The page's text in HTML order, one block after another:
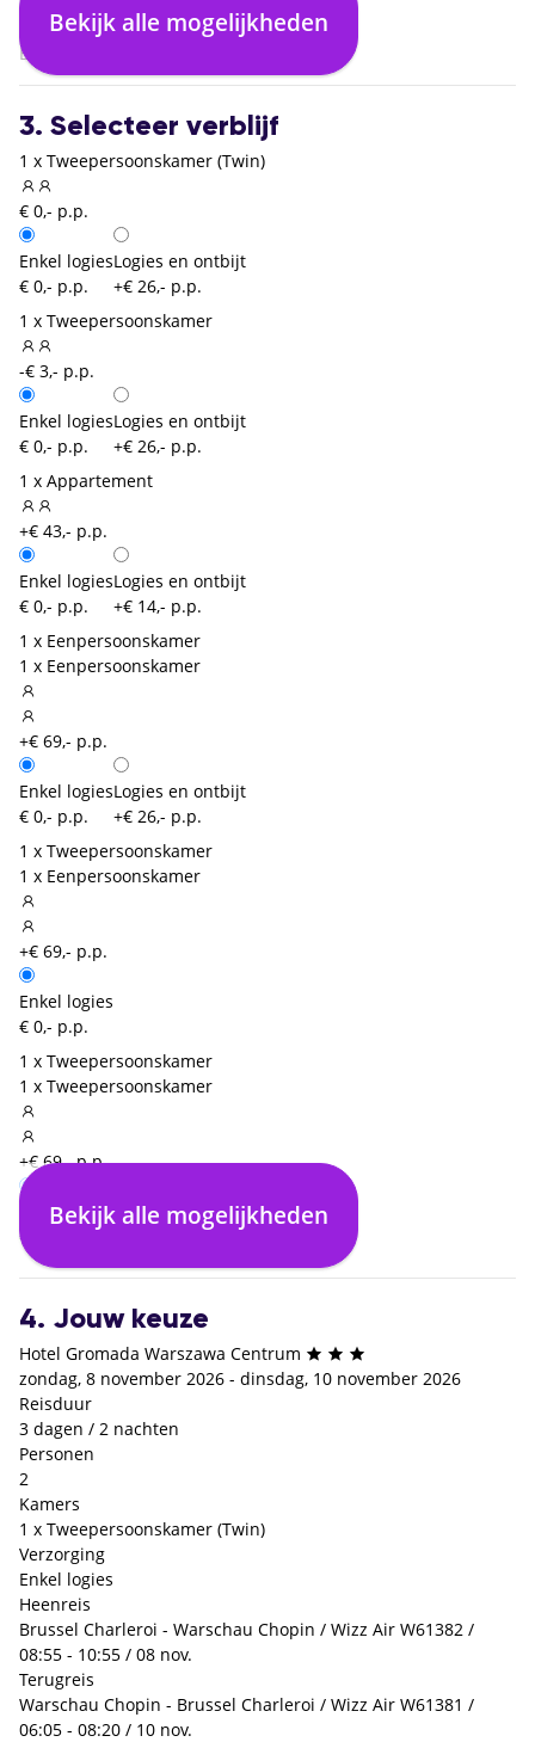
02:10
Brussel Zaventem (BRU)
Bekijk alle mogelijkheden
3. Selecteer verblijf
1 x Tweepersoonskamer (Twin)
€ 0,- p.p.
Enkel logies
€ 0,- p.p.
Logies en ontbijt
+€ 26,- p.p.
1 x Tweepersoonskamer
-€ 3,- p.p.
Enkel logies
€ 0,- p.p.
Logies en ontbijt
+€ 26,- p.p.
1 x Appartement
+€ 43,- p.p.
Enkel logies
€ 0,- p.p.
Logies en ontbijt
+€ 14,- p.p.
1 x Eenpersoonskamer
1 x Eenpersoonskamer
+€ 69,- p.p.
Enkel logies
€ 0,- p.p.
Logies en ontbijt
+€ 26,- p.p.
1 x Tweepersoonskamer
1 x Eenpersoonskamer
+€ 69,- p.p.
Enkel logies
€ 0,- p.p.
1 x Tweepersoonskamer
1 x Tweepersoonskamer
+€ 69,- p.p.
Enkel logies
€ 0,- p.p.
Bekijk alle mogelijkheden
4. Jouw keuze
Hotel Gromada Warszawa Centrum
zondag, 8 november 2026 - dinsdag, 10 november 2026
Reisduur
3 dagen / 2 nachten
Personen
2
Kamers
1 x Tweepersoonskamer (Twin)
Verzorging
Enkel logies
Heenreis
Brussel Charleroi - Warschau Chopin / Wizz Air W61382 /
08:55 - 10:55 / 08 nov.
Terugreis
Warschau Chopin - Brussel Charleroi / Wizz Air W61381 /
06:05 - 08:20 / 10 nov.